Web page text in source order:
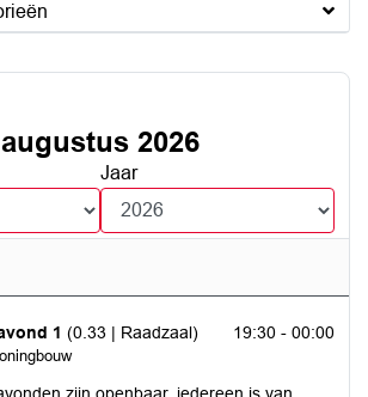
augustus 2026
Jaar
1 (0.33 | Raadzaal)
27 augustus 2026 19:30 - 00:00